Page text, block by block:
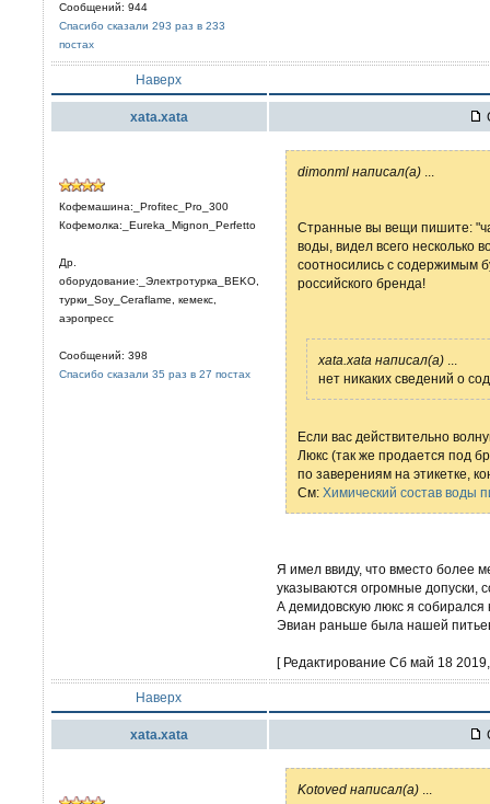
Сообщений: 944
Спасибо сказали 293 раз в 233
постах
Наверх
xata.xata
Кофемашина:_Profitec_Pro_300
Кофемолка:_Eureka_Mignon_Perfetto
Др.
оборудование:_Электротурка_BEKO,
турки_Soy_Ceraflame, кемекс,
аэропресс
Сообщений: 398
Спасибо сказали 35 раз в 27 постах
dimonml написал(а)
Странные вы вещи пишите:
воды, видел всего несколько
соотносились с содержимым
российского бренда!
xata.xata написал(а)
нет никаких сведений о
Если вас действительно
Люкс (так же продается под
по заверениям на этикетке,
См: Химический состав воды
Я имел ввиду, что вместо более
указываются огромные допуски,
А демидовскую люкс я собирался
Эвиан раньше была нашей
[ Редактирование Сб май 18
Наверх
xata.xata
Kotoved написал(а)